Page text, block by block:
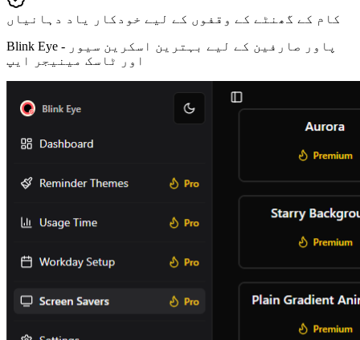
کام کے گھنٹے کے وقفوں کے لیے خودکار یاد دہانیاں
Blink Eye - پاور صارفین کے لیے بہترین اسکرین سیور
اور ٹاسک مینیجر ایپ